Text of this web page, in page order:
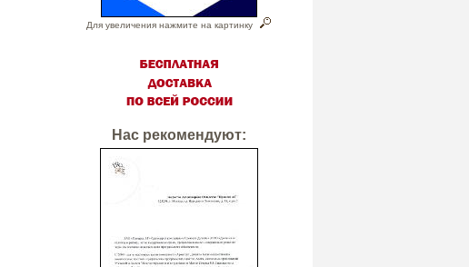
Для увеличения нажмите на картинку
Нас рекомендуют: